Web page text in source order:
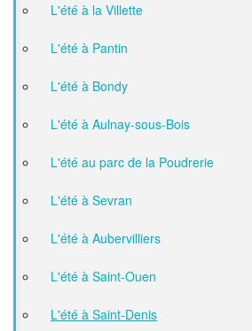
L'été à la Villette
L'été à Pantin
L'été à Bondy
L'été à Aulnay-sous-Bois
L'été au parc de la Poudrerie
L'été à Sevran
L'été à Aubervilliers
L'été à Saint-Ouen
L'été à Saint-Denis